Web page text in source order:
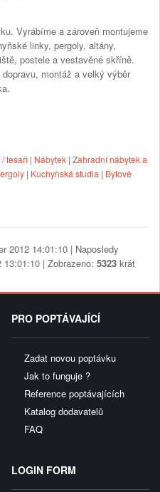
Vyrábíme a zároveň montujeme
linky, pergoly, altány,
postele a vestavěné skříně.
montáž a velký výběr
tesaři | Nábytek | Zahradní nábytek a
| Kuchyňská studia | Bytové
2012 14:01:10 | Naposledy
| Zobrazeno: 5323 krát
PRO POPTÁVAJÍCÍ
Zadat novou poptávku
Jak to funguje ?
Reference poptávajících
Katalog dodavatelů
FAQ
LOGIN FORM